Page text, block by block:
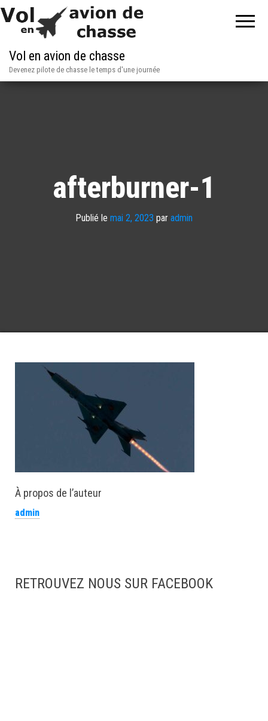
Vol en avion de chasse
Devenez pilote de chasse le temps d'une journée
afterburner-1
Publié le mai 2, 2023 par admin
À propos de l’auteur
admin
RETROUVEZ NOUS SUR FACEBOOK